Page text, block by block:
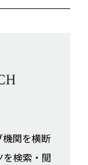
関を横断
を検索・閲